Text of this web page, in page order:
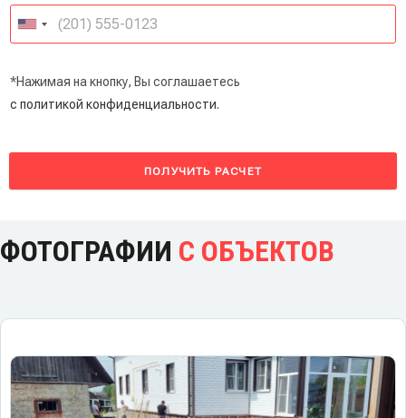
*Нажимая на кнопку, Вы соглашаетесь
с политикой конфиденциальности.
ПОЛУЧИТЬ РАСЧЕТ
ФОТОГРАФИИ С ОБЪЕКТОВ